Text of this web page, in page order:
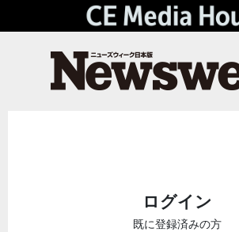
ログイン
既に登録済みの方